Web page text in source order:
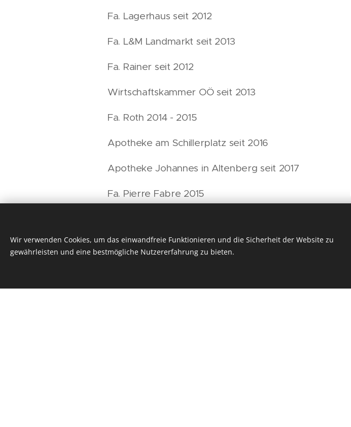
Fa. Lagerhaus seit 2012
Fa. L&M Landmarkt seit 2013
Fa. Rainer seit 2012
Wirtschaftskammer OÖ seit 2013
Fa. Roth 2014 - 2015
Apotheke am Schillerplatz seit 2016
Apotheke Johannes in Altenberg seit 2017
Fa. Pierre Fabre 2015
St. Berthold Apotheke seit 2016
Wir verwenden Cookies, um das einwandfreie Funktionieren und die Sicherheit der Website zu
gewährleisten und eine bestmögliche Nutzererfahrung zu bieten.